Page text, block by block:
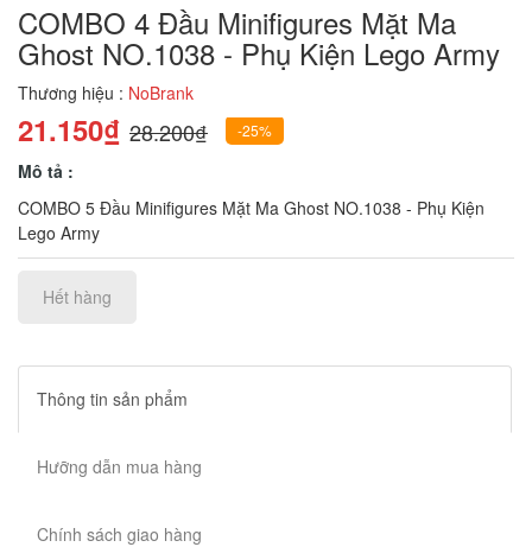
COMBO 4 Đầu Minifigures Mặt Ma
Ghost NO.1038 - Phụ Kiện Lego Army
Thương hiệu : NoBrank
21.150₫ 28.200₫ -25%
Mô tả :
COMBO 5 Đầu Minifigures Mặt Ma Ghost NO.1038 - Phụ Kiện
Lego Army
Hết hàng
Thông tin sản phẩm
Hưỡng dẫn mua hàng
Chính sách giao hàng